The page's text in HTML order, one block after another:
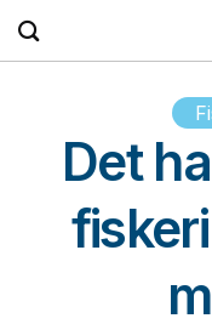
Fortsæt
Det